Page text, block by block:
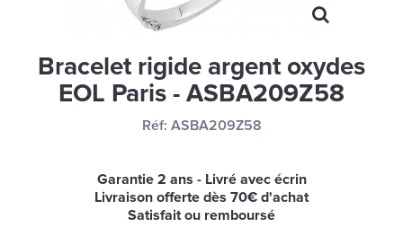
QUI SOMMES NOUS
Bracelet rigide argent oxydes
EOL Paris - ASBA209Z58
Réf: ASBA209Z58
Garantie 2 ans - Livré avec écrin
Livraison offerte dès 70€ d'achat
Satisfait ou remboursé